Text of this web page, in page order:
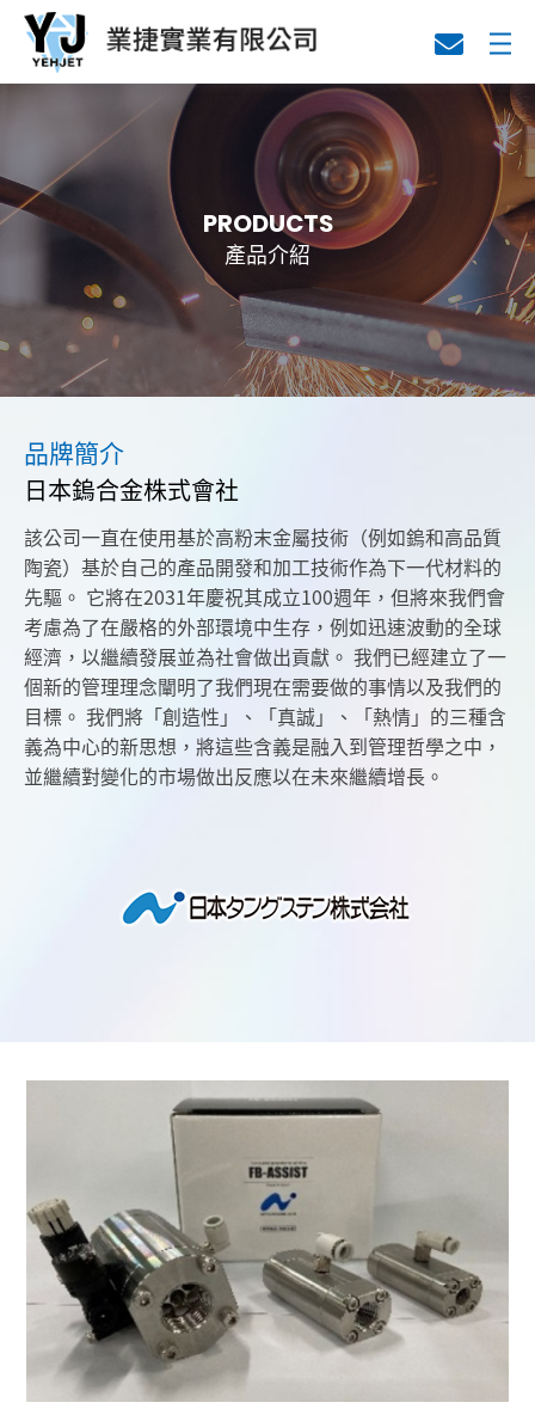
關於業捷
代理產品
技術資料
PRODUCTS
產品介紹
品牌簡介
日本鎢合金株式會社
該公司一直在使用基於高粉末金屬技術（例如鎢和高品質
陶瓷）基於自己的產品開發和加工技術作為下一代材料的
先驅。 它將在2031年慶祝其成立100週年，但將來我們會
考慮為了在嚴格的外部環境中生存，例如迅速波動的全球
經濟，以繼續發展並為社會做出貢獻。 我們已經建立了一
個新的管理理念闡明了我們現在需要做的事情以及我們的
目標。 我們將「創造性」、「真誠」、「熱情」的三種含
義為中心的新思想，將這些含義是融入到管理哲學之中，
並繼續對變化的市場做出反應以在未來繼續增長。